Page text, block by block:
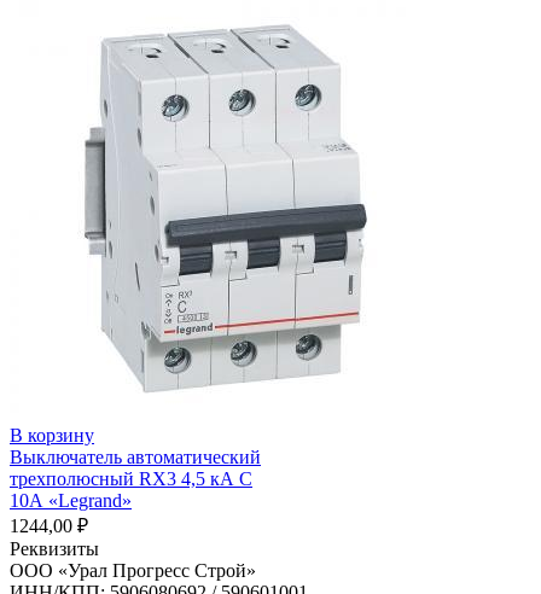
В корзину
Выключатель автоматический
трехполюсный RX3 4,5 кА С
10А «Legrand»
1244,00 ₽
Реквизиты
ООО «Урал Прогресс Строй»